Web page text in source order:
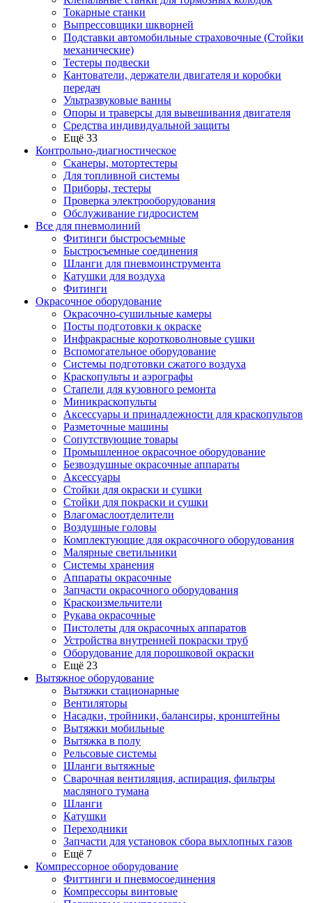
Токарные станки
Выпрессовщики шкворней
Подставки автомобильные страховочные (Стойки
механические)
Тестеры подвески
Кантователи, держатели двигателя и коробки
передач
Ультразвуковые ванны
Опоры и траверсы для вывешивания двигателя
Средства индивидуальной защиты
Ещё 33
Контрольно-диагностическое
Сканеры, мотортестеры
Для топливной системы
Приборы, тестеры
Проверка электрооборудования
Обслуживание гидросистем
Все для пневмолиний
Фитинги быстросъемные
Быстросъемные соединения
Шланги для пневмоинструмента
Катушки для воздуха
Фитинги
Окрасочное оборудование
Окрасочно-сушильные камеры
Посты подготовки к окраске
Инфракрасные коротковолновые сушки
Вспомогательное оборудование
Системы подготовки сжатого воздуха
Краскопульты и аэрографы
Стапели для кузовного ремонта
Миникраскопульты
Аксессуары и принадлежности для краскопультов
Разметочные машины
Сопутствующие товары
Промышленное окрасочное оборудование
Безвоздушные окрасочные аппараты
Аксессуары
Стойки для окраски и сушки
Стойки для покраски и сушки
Влагомаслоотделители
Воздушные головы
Комплектующие для окрасочного оборудования
Малярные светильники
Системы хранения
Аппараты окрасочные
Запчасти окрасочного оборудования
Краскоизмельчители
Рукава окрасочные
Пистолеты для окрасочных аппаратов
Устройства внутренней покраски труб
Оборудование для порошковой окраски
Ещё 23
Вытяжное оборудование
Вытяжки стационарные
Вентиляторы
Насадки, тройники, балансиры, кронштейны
Вытяжки мобильные
Вытяжка в полу
Рельсовые системы
Шланги вытяжные
Сварочная вентиляция, аспирация, фильтры
масляного тумана
Шланги
Катушки
Переходники
Запчасти для установок сбора выхлопных газов
Ещё 7
Компрессорное оборудование
Фиттинги и пневмосоединения
Компрессоры винтовые